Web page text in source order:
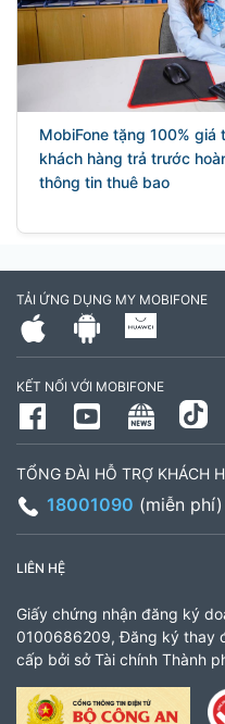
MobiFone tặng 100% giá
khách hàng trả trước
thông tin thuê bao
TẢI ỨNG DỤNG MY MOBIFONE
KẾT NỐI VỚI MOBIFONE
TỔNG ĐÀI HỖ TRỢ KHÁCH
18001090 (miễn phí)
LIÊN HỆ
Giấy chứng nhận đăng ký
0100686209, Đăng ký thay
cấp bởi sở Tài chính Thành